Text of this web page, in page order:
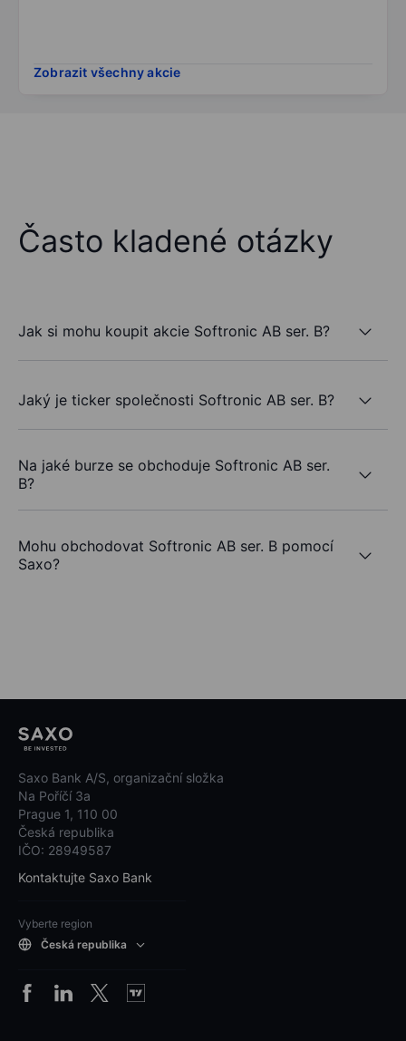
Zobrazit všechny akcie
Často kladené otázky
Jak si mohu koupit akcie Softronic AB ser. B?
Jaký je ticker společnosti Softronic AB ser. B?
Na jaké burze se obchoduje Softronic AB ser.
B?
Mohu obchodovat Softronic AB ser. B pomocí
Saxo?
Saxo Bank A/S, organizační složka
Na Poříčí 3a
Prague 1, 110 00
Česká republika
IČO: 28949587
Kontaktujte Saxo Bank
Vyberte region
Česká republika